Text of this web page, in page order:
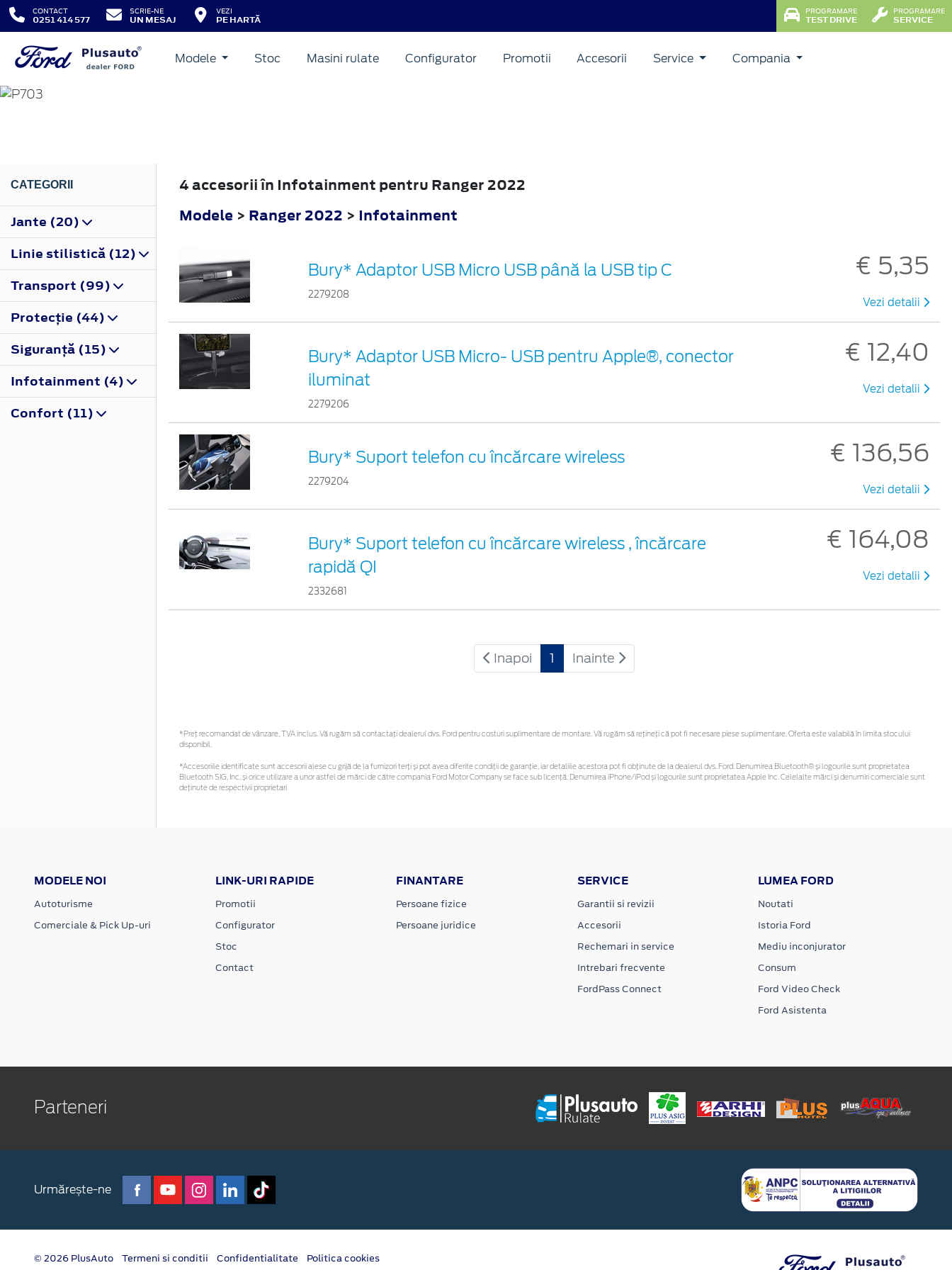
CONTACT
0251 414 577
SCRIE-NE
UN MESAJ
VEZI
PE HARTĂ
PROGRAMARE
TEST DRIVE
PROGRAMARE
SERVICE
Modele Stoc Masini rulate Configurator Promotii Accesorii Service Compania
RANGER
CATEGORII
Jante (20)
Linie stilistică (12)
Transport (99)
Protecţie (44)
Siguranţă (15)
Infotainment (4)
Confort (11)
4 accesorii în Infotainment pentru Ranger 2022
Modele > Ranger 2022 > Infotainment
Bury* Adaptor USB Micro USB până la USB tip C
2279208
€ 5,35
Vezi detalii
Bury* Adaptor USB Micro- USB pentru Apple®, conector
iluminat
2279206
€ 12,40
Vezi detalii
Bury* Suport telefon cu încărcare wireless
2279204
€ 136,56
Vezi detalii
Bury* Suport telefon cu încărcare wireless , încărcare
rapidă QI
2332681
€ 164,08
Vezi detalii
Inapoi 1 Inainte
*Preţ recomandat de vânzare, TVA inclus. Vă rugăm să contactaţi dealerul dvs. Ford pentru costuri suplimentare de montare. Vă rugăm să rețineți că pot fi necesare piese suplimentare. Oferta este valabilă în limita stocului
disponibil.
*Accesoriile identificate sunt accesorii alese cu grijă de la furnizori terți și pot avea diferite condiții de garanție, iar detaliile acestora pot fi obținute de la dealerul dvs. Ford. Denumirea Bluetooth® și logourile sunt proprietatea
Bluetooth SIG, Inc. și orice utilizare a unor astfel de mărci de către compania Ford Motor Company se face sub licență. Denumirea iPhone/iPod și logourile sunt proprietatea Apple Inc. Celelalte mărci și denumiri comerciale sunt
deținute de respectivii proprietari
MODELE NOI
Autoturisme
Comerciale & Pick Up-uri
LINK-URI RAPIDE
Promotii
Configurator
Stoc
Contact
FINANTARE
Persoane fizice
Persoane juridice
SERVICE
Garantii si revizii
Accesorii
Rechemari in service
Intrebari frecvente
FordPass Connect
LUMEA FORD
Noutati
Istoria Ford
Mediu inconjurator
Consum
Ford Video Check
Ford Asistenta
Parteneri
Urmărește-ne
© 2026 PlusAuto Termeni si conditii Confidentialitate Politica cookies